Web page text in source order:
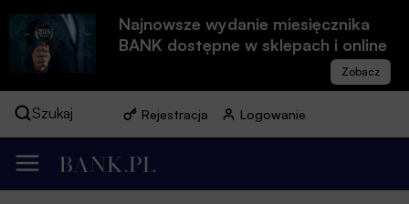
Najnowsze wydanie miesięcznika
BANK dostępne w sklepach i online
Szukaj Rejestracja Logowanie